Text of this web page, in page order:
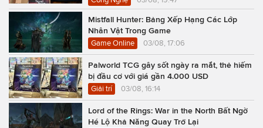
Mistfall Hunter: Bảng Xếp Hạng Các Lớp
Nhân Vật Trong Game
Game Online 03/08, 17:06
Palworld TCG gây sốt ngày ra mắt, thẻ hiếm
bị đầu cơ với giá gần 4.000 USD
Giải trí 03/08, 16:14
Lord of the Rings: War in the North Bất Ngờ
Hé Lộ Khả Năng Quay Trở Lại